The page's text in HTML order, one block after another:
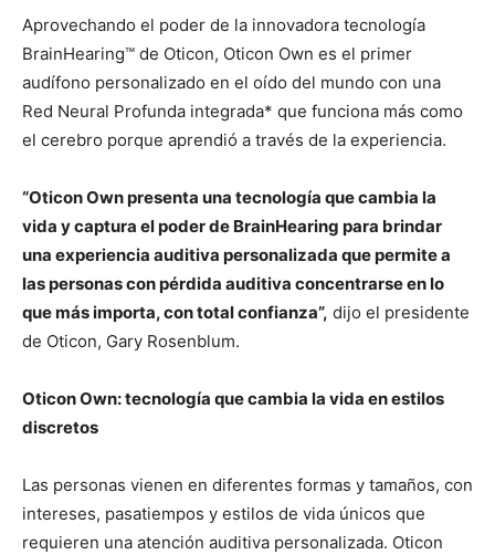
Aprovechando el poder de la innovadora tecnología
BrainHearing™ de Oticon, Oticon Own es el primer
audífono personalizado en el oído del mundo con una
Red Neural Profunda integrada* que funciona más como
el cerebro porque aprendió a través de la experiencia.
“Oticon Own presenta una tecnología que cambia la
vida y captura el poder de BrainHearing para brindar
una experiencia auditiva personalizada que permite a
las personas con pérdida auditiva concentrarse en lo
que más importa, con total confianza”, dijo el presidente
de Oticon, Gary Rosenblum.
Oticon Own: tecnología que cambia la vida en estilos
discretos
Las personas vienen en diferentes formas y tamaños, con
intereses, pasatiempos y estilos de vida únicos que
requieren una atención auditiva personalizada. Oticon